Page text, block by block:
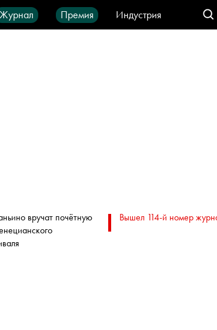
Журнал Премия
Индустрия
Город IT-продукты
вручат почётную
Вышел 114-й номер